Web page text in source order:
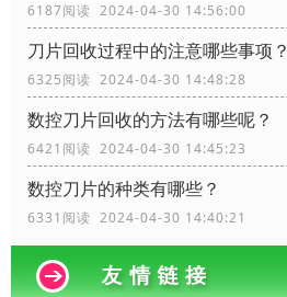
6187阅读 2024-04-30 14:56:00
刀片回收过程中的注意哪些事项？
6325阅读 2024-04-30 14:48:28
数控刀片回收的方法有哪些呢？
6421阅读 2024-04-30 14:45:23
数控刀片的种类有哪些？
6331阅读 2024-04-30 14:40:21